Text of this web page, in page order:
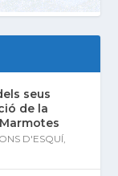
seus
de la
D'ESQUÍ